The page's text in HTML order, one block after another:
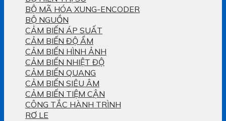
BỘ MÃ HÓA XUNG-ENCODER
BỘ NGUỒN
CẢM BIẾN ÁP SUẤT
CẢM BIẾN ĐỘ ẨM
CẢM BIẾN HÌNH ẢNH
CẢM BIẾN NHIỆT ĐỘ
CẢM BIẾN QUANG
CẢM BIẾN SIÊU ÂM
CẢM BIẾN TIỆM CẬN
CÔNG TẮC HÀNH TRÌNH
RƠ LE